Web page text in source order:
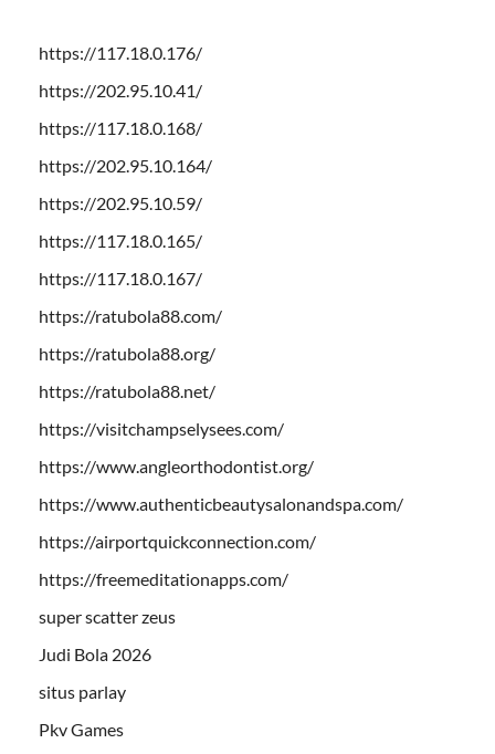
https://117.18.0.176/
https://202.95.10.41/
https://117.18.0.168/
https://202.95.10.164/
https://202.95.10.59/
https://117.18.0.165/
https://117.18.0.167/
https://ratubola88.com/
https://ratubola88.org/
https://ratubola88.net/
https://visitchampselysees.com/
https://www.angleorthodontist.org/
https://www.authenticbeautysalonandspa.com/
https://airportquickconnection.com/
https://freemeditationapps.com/
super scatter zeus
Judi Bola 2026
situs parlay
Pkv Games